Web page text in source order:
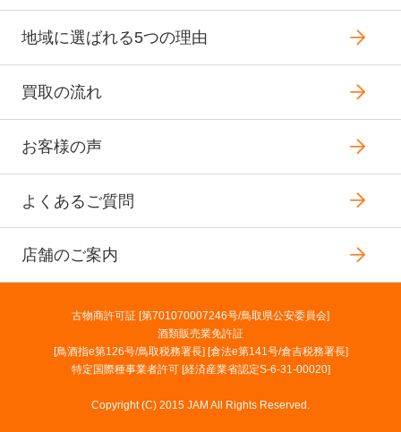
地域に選ばれる5つの理由
買取の流れ
お客様の声
よくあるご質問
店舗のご案内
古物商許可証 [第701070007246号/鳥取県公安委員会]
酒類販売業免許証
[鳥酒指e第126号/鳥取税務署長] [倉法e第141号/倉吉税務署長]
特定国際種事業者許可 [経済産業省認定S-6-31-00020]
Copyright (C) 2015 JAM All Rights Reserved.